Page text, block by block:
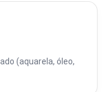
(aquarela, óleo,